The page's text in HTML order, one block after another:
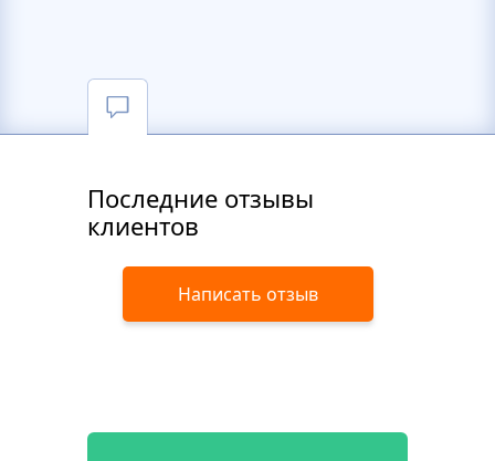
Последние отзывы
клиентов
Написать отзыв